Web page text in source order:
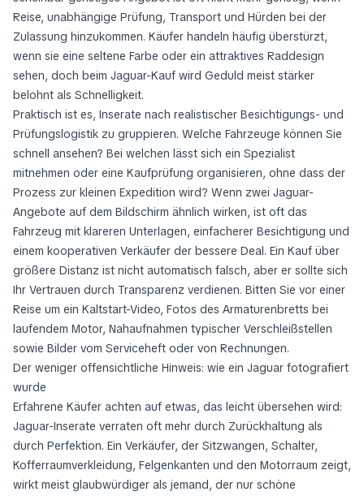
Reise, unabhängige Prüfung, Transport und Hürden bei der
Zulassung hinzukommen. Käufer handeln häufig überstürzt,
wenn sie eine seltene Farbe oder ein attraktives Raddesign
sehen, doch beim Jaguar-Kauf wird Geduld meist stärker
belohnt als Schnelligkeit.
Praktisch ist es, Inserate nach realistischer Besichtigungs- und
Prüfungslogistik zu gruppieren. Welche Fahrzeuge können Sie
schnell ansehen? Bei welchen lässt sich ein Spezialist
mitnehmen oder eine Kaufprüfung organisieren, ohne dass der
Prozess zur kleinen Expedition wird? Wenn zwei Jaguar-
Angebote auf dem Bildschirm ähnlich wirken, ist oft das
Fahrzeug mit klareren Unterlagen, einfacherer Besichtigung und
einem kooperativen Verkäufer der bessere Deal. Ein Kauf über
größere Distanz ist nicht automatisch falsch, aber er sollte sich
Ihr Vertrauen durch Transparenz verdienen. Bitten Sie vor einer
Reise um ein Kaltstart-Video, Fotos des Armaturenbretts bei
laufendem Motor, Nahaufnahmen typischer Verschleißstellen
sowie Bilder vom Serviceheft oder von Rechnungen.
Der weniger offensichtliche Hinweis: wie ein Jaguar fotografiert
wurde
Erfahrene Käufer achten auf etwas, das leicht übersehen wird:
Jaguar-Inserate verraten oft mehr durch Zurückhaltung als
durch Perfektion. Ein Verkäufer, der Sitzwangen, Schalter,
Kofferraumverkleidung, Felgenkanten und den Motorraum zeigt,
wirkt meist glaubwürdiger als jemand, der nur schöne